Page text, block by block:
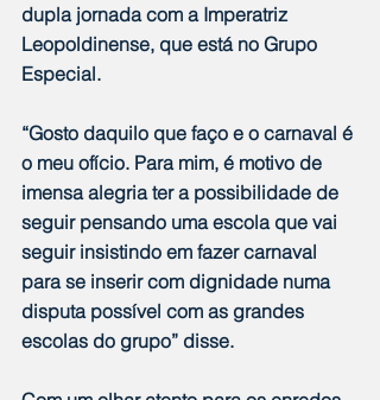
dupla jornada com a Imperatriz
Leopoldinense, que está no Grupo
Especial.
“Gosto daquilo que faço e o carnaval é
o meu ofício. Para mim, é motivo de
imensa alegria ter a possibilidade de
seguir pensando uma escola que vai
seguir insistindo em fazer carnaval
para se inserir com dignidade numa
disputa possível com as grandes
escolas do grupo” disse.